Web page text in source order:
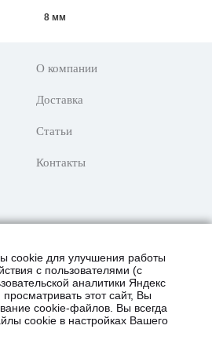
8 мм
О компании
Доставка
Статьи
Контакты
cookie для улучшения работы
с пользователями (с
аналитики Яндекс
этот сайт, Вы
cookie-файлов. Вы всегда
cookie в настройках Вашего